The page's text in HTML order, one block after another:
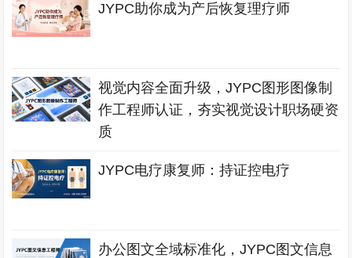
JYPC助你成为产后恢复理疗师
视觉内容全面升级，JYPC图形图像制
作工程师认证，夯实视觉设计职场硬资
质
JYPC电疗康复师：持证控电疗
办公图文全域标准化，JYPC图文信息